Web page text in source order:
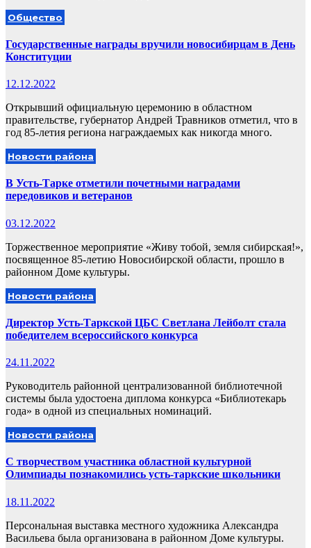
Общество
Государственные награды вручили новосибирцам в День
Конституции
12.12.2022
Открывший официальную церемонию в областном
правительстве, губернатор Андрей Травников отметил, что в
год 85-летия региона награждаемых как никогда много.
Новости района
В Усть-Тарке отметили почетными наградами
передовиков и ветеранов
03.12.2022
Торжественное мероприятие «Живу тобой, земля сибирская!»,
посвященное 85-летию Новосибирской области, прошло в
районном Доме культуры.
Новости района
Директор Усть-Таркской ЦБС Светлана Лейболт стала
победителем всероссийского конкурса
24.11.2022
Руководитель районной централизованной библиотечной
системы была удостоена диплома конкурса «Библиотекарь
года» в одной из специальных номинаций.
Новости района
С творчеством участника областной культурной
Олимпиады познакомились усть-таркские школьники
18.11.2022
Персональная выставка местного художника Александра
Васильева была организована в районном Доме культуры.